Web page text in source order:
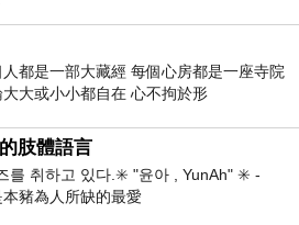
縱容，成了再難輕輕放下的罪證
都是一部大藏經 每個心房都是一座寺院
大或小小都自在 心不拘於形
肢體語言
를 취하고 있다.✳️ "윤아 , YunAh" ✳️ -
豬為人所缺的最愛